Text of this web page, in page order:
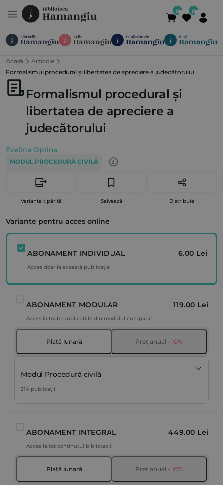
Module
Suport Contact Newsletter 021 336 01 25
Acasă
Articole
Formalismul procedural și libertatea de apreciere a judecătorului
Formalismul procedural și
libertatea de apreciere a
judecătorului
Evelina Oprina
MODUL PROCEDURĂ CIVILĂ
Varianta tipărită Salvează Distribuie
Variante pentru acces online
ABONAMENT INDIVIDUAL 6.00 Lei
Acces doar la această publicație
ABONAMENT MODULAR 119.00 Lei
Acces la toate publicațiile din modulul cumpărat
Plată lunară Preț anual - 10%
Modul Procedură civilă
314 publicații
ABONAMENT INTEGRAL 449.00 Lei
Acces la tot conținutul bibliotecii
Plată lunară Preț anual - 10%